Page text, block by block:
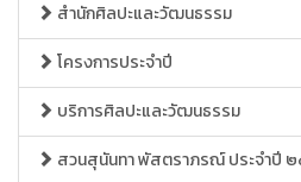
สำนักศิลปะและวัฒนธรรม
โครงการประจำปี
บริการศิลปะและวัฒนธรรม
สวนสุนันทา พัสตราภรณ์ ประจำปี